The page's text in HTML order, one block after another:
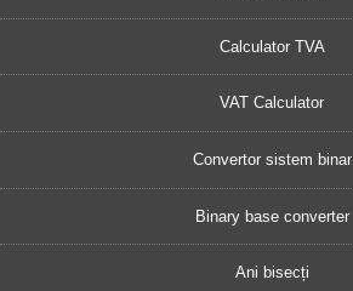
Calculator TVA
VAT Calculator
Convertor sistem binar
Binary base converter
Ani bisecți